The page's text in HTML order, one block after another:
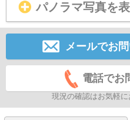
パノラマ写真を
メールでお
電話でお
現況の確認はお気軽に